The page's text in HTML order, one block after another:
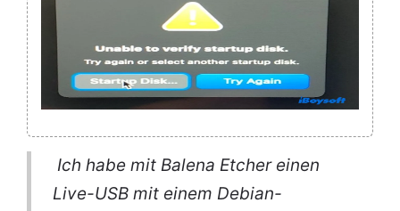
Ich habe mit Balena Etcher einen
Live-USB mit einem Debian-